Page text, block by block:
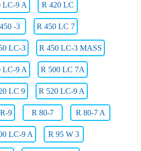
LC-9 A R 420 LC
-3 R 450 LC 7
LC-3 R 450 LC-3 MASS
LC-9 A R 500 LC 7A
LC 9 R 520 LC-9 A
9 R 80-7 R 80-7 A
LC-9 A R 95 W 3